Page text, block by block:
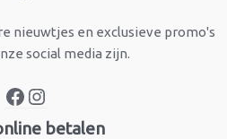
nieuwtjes en exclusieve promo's
social media zijn.
betalen